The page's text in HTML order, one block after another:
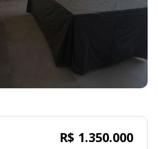
R$ 1.350.000